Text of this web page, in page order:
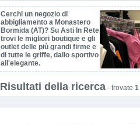
Cerchi un negozio di
abbigliamento a Monastero
Bormida (AT)? Su Asti In Rete
trovi le migliori boutique e gli
outlet delle più grandi firme e
di tutte le griffe, dallo sportivo
all'elegante.
Risultati della ricerca - trovate 1